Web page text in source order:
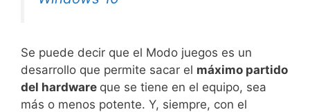
Se puede decir que el Modo juegos es un
desarrollo que permite sacar el máximo partido
del hardware que se tiene en el equipo, sea
más o menos potente. Y, siempre, con el